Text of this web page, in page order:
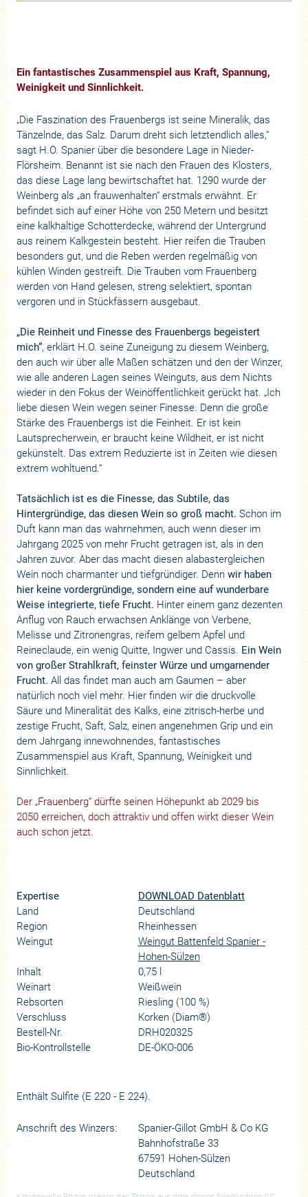
Ein fantastisches Zusammenspiel aus Kraft, Spannung,
Weinigkeit und Sinnlichkeit.
„Die Faszination des Frauenbergs ist seine Mineralik, das
Tänzelnde, das Salz. Darum dreht sich letztendlich alles,“
sagt H.O. Spanier über die besondere Lage in Nieder-
Flörsheim. Benannt ist sie nach den Frauen des Klosters,
das diese Lage lang bewirtschaftet hat. 1290 wurde der
Weinberg als „an frauwenhalten“ erstmals erwähnt. Er
befindet sich auf einer Höhe von 250 Metern und besitzt
eine kalkhaltige Schotterdecke, während der Untergrund
aus reinem Kalkgestein besteht. Hier reifen die Trauben
besonders gut, und die Reben werden regelmäßig von
kühlen Winden gestreift. Die Trauben vom Frauenberg
werden von Hand gelesen, streng selektiert, spontan
vergoren und in Stückfässern ausgebaut.
„Die Reinheit und Finesse des Frauenbergs begeistert
mich“, erklärt H.O. seine Zuneigung zu diesem Weinberg,
den auch wir über alle Maßen schätzen und den der Winzer,
wie alle anderen Lagen seines Weinguts, aus dem Nichts
wieder in den Fokus der Weinöffentlichkeit gerückt hat. „Ich
liebe diesen Wein wegen seiner Finesse. Denn die große
Stärke des Frauenbergs ist die Feinheit. Er ist kein
Lautsprecherwein, er braucht keine Wildheit, er ist nicht
gekünstelt. Das extrem Reduzierte ist in Zeiten wie diesen
extrem wohltuend.“
Tatsächlich ist es die Finesse, das Subtile, das
Hintergründige, das diesen Wein so groß macht. Schon im
Duft kann man das wahrnehmen, auch wenn dieser im
Jahrgang 2025 von mehr Frucht getragen ist, als in den
Jahren zuvor. Aber das macht diesen alabastergleichen
Wein noch charmanter und tiefgründiger. Dennwir haben
hier keine vordergründige, sondern eine auf wunderbare
Weise integrierte, tiefe Frucht. Hinter einem ganz dezenten
Anflug von Rauch erwachsen Anklänge von Verbene,
Melisse und Zitronengras, reifem gelbem Apfel und
Reineclaude, ein wenig Quitte, Ingwer und Cassis. Ein Wein
von großer Strahlkraft, feinster Würze und umgarnender
Frucht. All das findet man auch am Gaumen – aber
natürlich noch viel mehr. Hier finden wir die druckvolle
Säure und Mineralität des Kalks, eine zitrisch-herbe und
zestige Frucht, Saft, Salz, einen angenehmen Grip und ein
dem Jahrgang innewohnendes, fantastisches
Zusammenspiel aus Kraft, Spannung, Weinigkeit und
Sinnlichkeit.
Der „Frauenberg“ dürfte seinen Höhepunkt ab 2029 bis
2050 erreichen, doch attraktiv und offen wirkt dieser Wein
auch schon jetzt.
Expertise
DOWNLOAD Datenblatt
Land
Deutschland
Region
Rheinhessen
Weingut
Weingut Battenfeld Spanier -
Hohen-Sülzen
Inhalt
0,75 l
Weinart
Weißwein
Rebsorten
Riesling (100 %)
Verschluss
Korken (Diam®)
Bestell-Nr.
DRH020325
Bio-Kontrollstelle
DE-ÖKO-006
Enthält Sulfite (E 220 - E 224).
Anschrift des Winzers:
Spanier-Gillot GmbH & Co KG
Bahnhofstraße 33
67591 Hohen-Sülzen
Deutschland